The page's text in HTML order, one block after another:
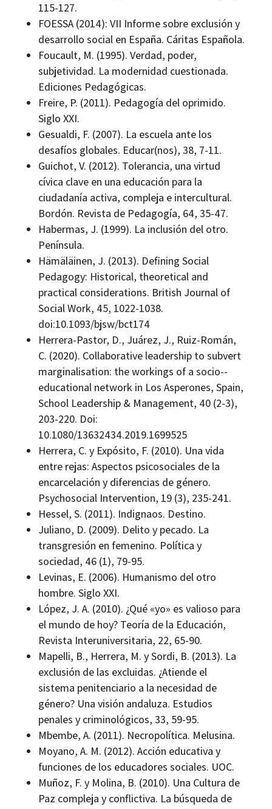
115-127.
FOESSA (2014): VII Informe sobre exclusión y
desarrollo social en España. Cáritas Española.
Foucault, M. (1995). Verdad, poder,
subjetividad. La modernidad cuestionada.
Ediciones Pedagógicas.
Freire, P. (2011). Pedagogía del oprimido.
Siglo XXI.
Gesualdi, F. (2007). La escuela ante los
desafíos globales. Educar(nos), 38, 7-11.
Guichot, V. (2012). Tolerancia, una virtud
cívica clave en una educación para la
ciudadanía activa, compleja e intercultural.
Bordón. Revista de Pedagogía, 64, 35-47.
Habermas, J. (1999). La inclusión del otro.
Península.
Hämäläinen, J. (2013). Defining Social
Pedagogy: Historical, theoretical and
practical considerations. British Journal of
Social Work, 45, 1022-1038.
doi:10.1093/bjsw/bct174
Herrera-Pastor, D., Juárez, J., Ruiz-Román,
C. (2020). Collaborative leadership to subvert
marginalisation: the workings of a socio-­
educational network in Los Asperones, Spain,
School Leadership & Management, 40 (2-3),
203-220. Doi:
10.1080/13632434.2019.1699525
Herrera, C. y Expósito, F. (2010). Una vida
entre rejas: Aspectos psicosociales de la
encarcelación y diferencias de género.
Psychosocial Intervention, 19 (3), 235-241.
Hessel, S. (2011). Indignaos. Destino.
Juliano, D. (2009). Delito y pecado. La
transgresión en femenino. Política y
sociedad, 46 (1), 79-95.
Levinas, E. (2006). Humanismo del otro
hombre. Siglo XXI.
López, J. A. (2010). ¿Qué «yo» es valioso para
el mundo de hoy? Teoría de la Educación,
Revista Interuniversitaria, 22, 65-90.
Mapelli, B., Herrera, M. y Sordi, B. (2013). La
exclusión de las excluidas. ¿Atiende el
sistema penitenciario a la necesidad de
género? Una visión andaluza. Estudios
penales y criminológicos, 33, 59-95.
Mbembe, A. (2011). Necropolítica. Melusina.
Moyano, A. M. (2012). Acción educativa y
funciones de los educadores sociales. UOC.
Muñoz, F. y Molina, B. (2010). Una Cultura de
Paz compleja y conflictiva. La búsqueda de